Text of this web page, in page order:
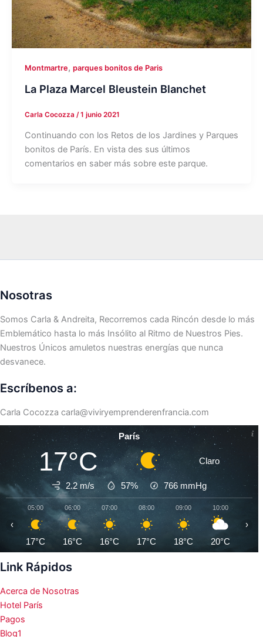
Montmartre, parques bonitos de Paris
La Plaza Marcel Bleustein Blanchet
Carla Cocozza /1 junio 2021
Continuando con los Retos de los Jardines y Parques
bonitos de París. En vista des sus últimos
comentarios en saber más sobre este parque.
Nosotras
Somos Carla & Andreita, Recorremos cada Rincón desde lo más
Emblemático hasta lo más Insólito al Ritmo de Nuestros Pies.
Nuestros Únicos amuletos nuestras energías que nunca
desvanece.
Escríbenos a:
Carla Cocozza carla@viviryemprenderenfrancia.com
París
17°C Claro
2.2 m/s 57% 766 mmHg
05:00
17°C
06:00
16°C
07:00
16°C
08:00
17°C
09:00
18°C
10:00
20°C
‹ ›
Link Rápidos
Acerca de Nosotras
Hotel París
Pagos
Blog1